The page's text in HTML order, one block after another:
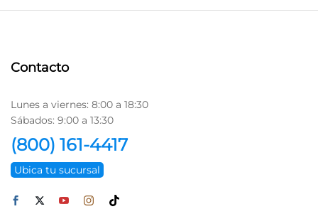
Contacto
Lunes a viernes: 8:00 a 18:30
Sábados: 9:00 a 13:30
(800) 161-4417
Ubica tu sucursal